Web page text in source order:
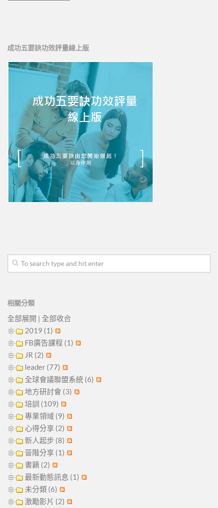
成功五要訣功效評量線上版
相關分類
全部展開 | 全部收合
2019 (1)
FB廣告課程 (1)
JR (2)
leader (77)
全球會議聯盟系統 (6)
地方研討會 (3)
培訓 (109)
專業領域 (9)
心得分享 (2)
新人起步 (8)
晉階分享 (1)
書籍 (2)
最新動態訊息 (1)
未分類 (6)
激勵影片 (2)